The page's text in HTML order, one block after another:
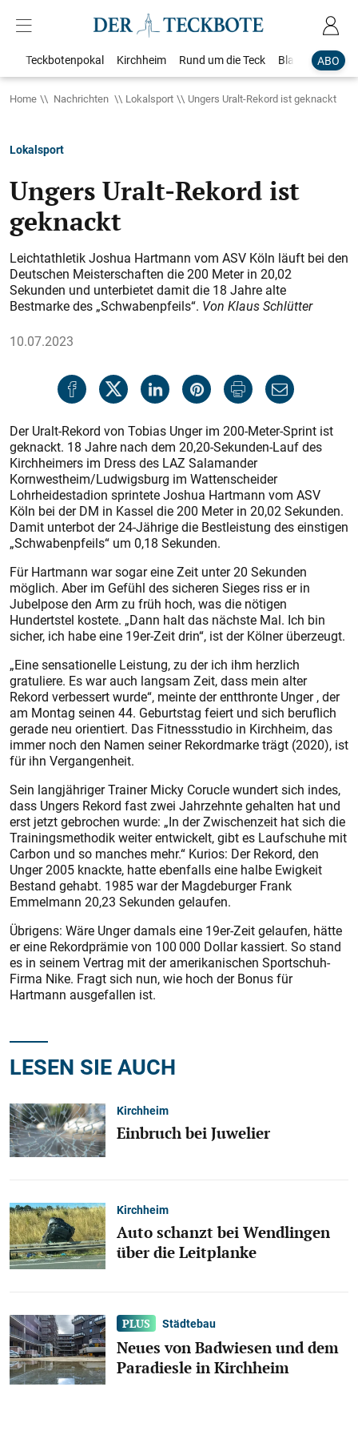
ABO
Teckbotenpokal Kirchheim Rund um die Teck Blaulicht
Home Nachrichten Lokalsport Ungers Uralt-Rekord ist geknackt
Lokalsport
Ungers Uralt-Rekord ist
geknackt
Leichtathletik Joshua Hartmann vom ASV Köln läuft bei den
Deutschen Meisterschaften die 200 Meter in 20,02
Sekunden und unterbietet damit die 18 Jahre alte
Bestmarke des „Schwabenpfeils“. Von Klaus Schlütter
10.07.2023
Der Uralt-Rekord von Tobias Unger im 200-Meter-Sprint ist
geknackt. 18 Jahre nach dem 20,20-Sekunden-Lauf des
Kirchheimers im Dress des LAZ Salamander
Kornwestheim/Ludwigsburg im Wattenscheider
Lohrheidestadion sprintete Joshua Hartmann vom ASV
Köln bei der DM in Kassel die 200 Meter in 20,02 Sekunden.
Damit unterbot der 24-Jährige die Bestleistung des einstigen
„Schwabenpfeils“ um 0,18 Sekunden.
Für Hartmann war sogar eine Zeit unter 20 Sekunden
möglich. Aber im Gefühl des sicheren Sieges riss er in
Jubelpose den Arm zu früh hoch, was die nötigen
Hundertstel kostete. „Dann halt das nächste Mal. Ich bin
sicher, ich habe eine 19er-Zeit drin“, ist der Kölner überzeugt.
„Eine sensationelle Leistung, zu der ich ihm herzlich
gratuliere. Es war auch langsam Zeit, dass mein alter
Rekord verbessert wurde“, meinte der entthronte Unger , der
am Montag seinen 44. Geburtstag feiert und sich beruflich
gerade neu orientiert. Das Fitnessstudio in Kirchheim, das
immer noch den Namen seiner Rekordmarke trägt (2020), ist
für ihn Vergangenheit.
Sein langjähriger Trainer Micky Corucle wundert sich indes,
dass Ungers Rekord fast zwei Jahrzehnte gehalten hat und
erst jetzt gebrochen wurde: „In der Zwischenzeit hat sich die
Trainingsmethodik weiter entwickelt, gibt es Laufschuhe mit
Carbon und so manches mehr.“ Kurios: Der Rekord, den
Unger 2005 knackte, hatte ebenfalls eine halbe Ewigkeit
Bestand gehabt. 1985 war der Magdeburger Frank
Emmelmann 20,23 Sekunden gelaufen.
Übrigens: Wäre Unger damals eine 19er-Zeit gelaufen, hätte
er eine Rekordprämie von 100 000 Dollar kassiert. So stand
es in seinem Vertrag mit der amerikanischen Sportschuh-
Firma Nike. Fragt sich nun, wie hoch der Bonus für
Hartmann ausgefallen ist.
LESEN SIE AUCH
Kirchheim
Einbruch bei Juwelier
Kirchheim
Auto schanzt bei Wendlingen
über die Leitplanke
Städtebau
Neues von Badwiesen und dem
Paradiesle in Kirchheim